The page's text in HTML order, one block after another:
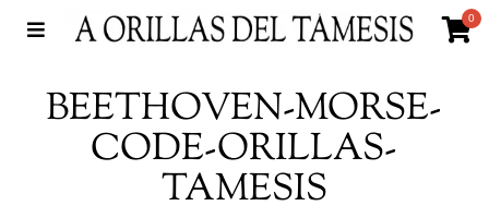
0
BEETHOVEN-MORSE-
CODE-ORILLAS-
TAMESIS